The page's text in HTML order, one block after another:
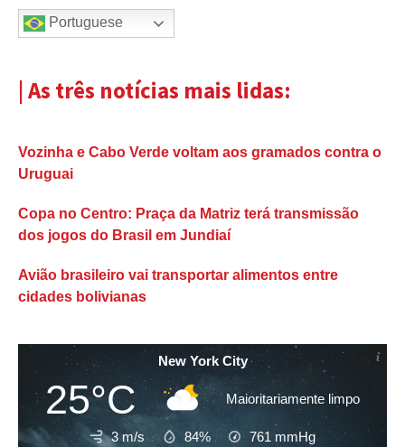
Portuguese
| As três notícias mais lidas:
Vozinha e Cabo Verde voltam aos gramados contra o
Uruguai
Copa no Centro: Praça da Matriz terá transmissão
dos jogos do Brasil em Jundiaí
Avião brasileiro vai transportar alimentos entre
cidades bolivianas
New York City
25°C Maioritariamente limpo
3 m/s 84% 761 mmHg